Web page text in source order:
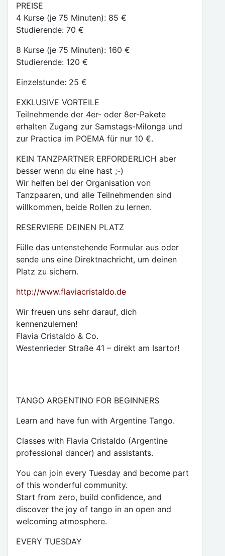
PREISE
4 Kurse (je 75 Minuten): 85 €
Studierende: 70 €
8 Kurse (je 75 Minuten): 160 €
Studierende: 120 €
Einzelstunde: 25 €
EXKLUSIVE VORTEILE
Teilnehmende der 4er- oder 8er-Pakete
erhalten Zugang zur Samstags-Milonga und
zur Practica im POEMA für nur 10 €.
KEIN TANZPARTNER ERFORDERLICH aber
besser wenn du eine hast ;-)
Wir helfen bei der Organisation von
Tanzpaaren, und alle Teilnehmenden sind
willkommen, beide Rollen zu lernen.
RESERVIERE DEINEN PLATZ
Fülle das untenstehende Formular aus oder
sende uns eine Direktnachricht, um deinen
Platz zu sichern.
http://www.flaviacristaldo.de
Wir freuen uns sehr darauf, dich
kennenzulernen!
Flavia Cristaldo & Co.
Westenrieder Straße 41 – direkt am Isartor!
TANGO ARGENTINO FOR BEGINNERS
Learn and have fun with Argentine Tango.
Classes with Flavia Cristaldo (Argentine
professional dancer) and assistants.
You can join every Tuesday and become part
of this wonderful community.
Start from zero, build confidence, and
discover the joy of tango in an open and
welcoming atmosphere.
EVERY TUESDAY